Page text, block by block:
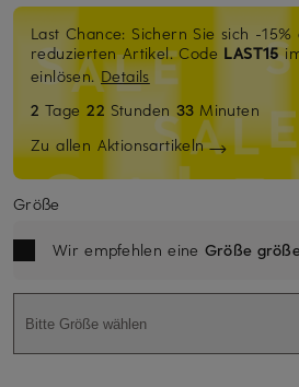
Last Chance: Sichern Sie sich -
reduzierten Artikel. Code LAST15
einlösen.Details
2 Tage22 Stunden 33 Minuten
Zu allen Aktionsartikeln
Größe
Wir empfehlen eine Größe
Bitte Größe wählen